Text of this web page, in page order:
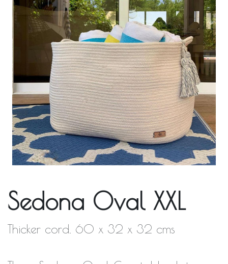
Sedona Oval XXL
Thicker cord. 60 x 32 x 32 cms